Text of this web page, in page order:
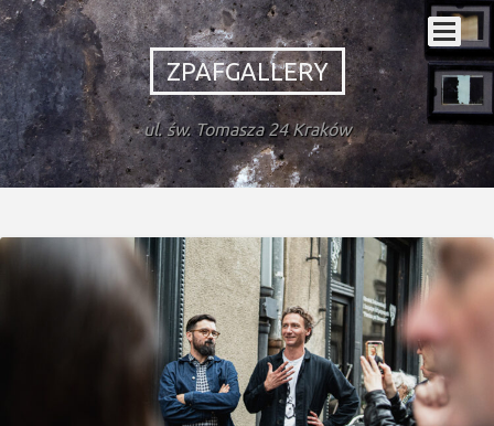
ZPAFGALLERY
ul. św. Tomasza 24 Kraków